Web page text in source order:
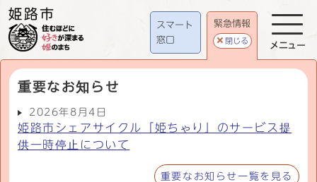
スマート
窓口
緊急情報
閉じる
重要なお知らせ
2026年8月4日
姫路市シェアサイクル「姫ちゃり」のサービス提
供一時停止について
重要なお知らせ一覧を見る
メニュー